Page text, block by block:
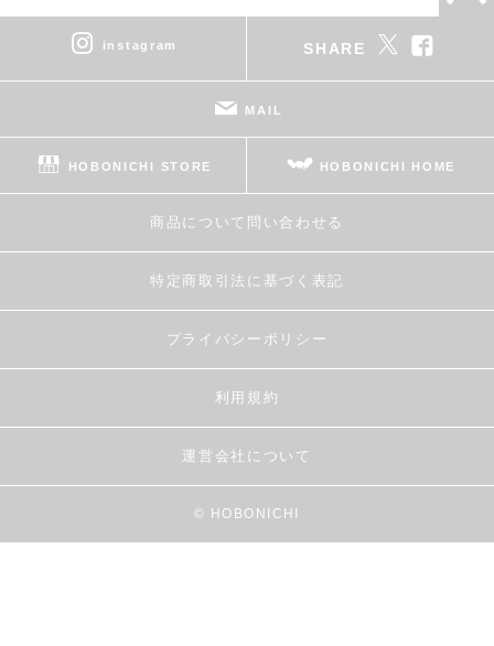
instagram SHARE
MAIL
HOBONICHI STORE HOBONICHI HOME
商品について問い合わせる
特定商取引法に基づく表記
プライバシーポリシー
利用規約
運営会社について
© HOBONICHI